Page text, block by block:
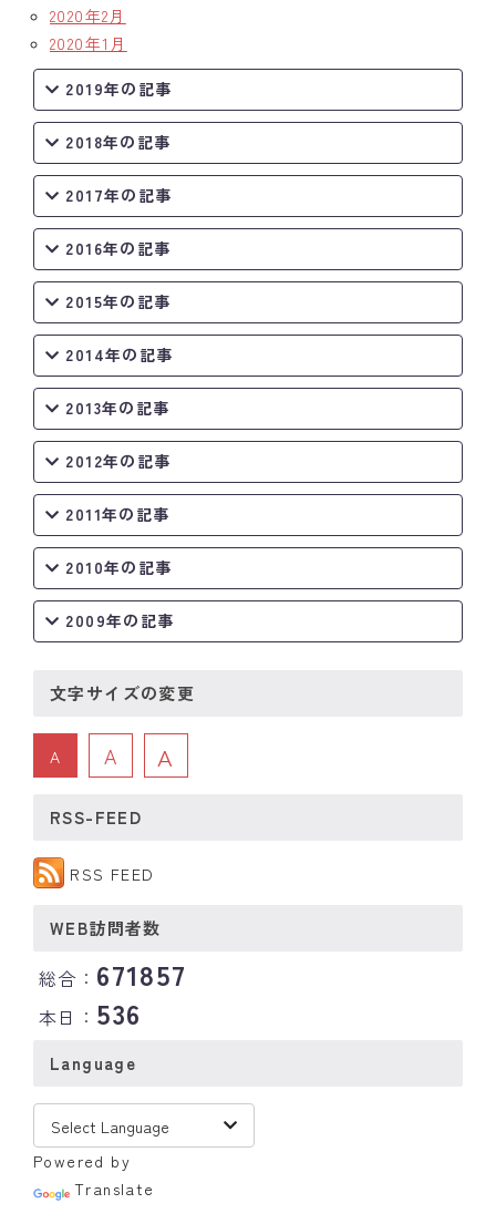
2020年2月
2020年1月
2019年の記事
2018年の記事
2017年の記事
2016年の記事
2015年の記事
2014年の記事
2013年の記事
2012年の記事
2011年の記事
2010年の記事
2009年の記事
文字サイズの変更
A A A
RSS-FEED
RSS FEED
WEB訪問者数
総合： 671857
本日： 536
Language
Powered by
Translate